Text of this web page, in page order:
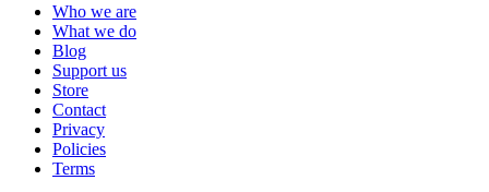
Who we are
What we do
Blog
Support us
Store
Contact
Privacy
Policies
Terms